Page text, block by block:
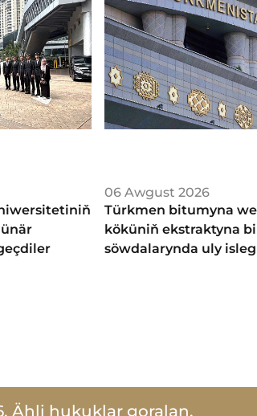
06 Awgust 2026
Türkmen bitumyna
köküniň ekstraktyna
söwdalarynda uly
. Ähli hukuklar goralan.